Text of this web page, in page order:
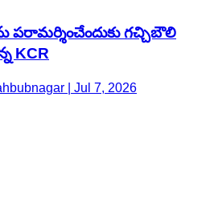
పరామర్శించేందుకు గచ్చిబౌలి
KCR
| Jul 7, 2026